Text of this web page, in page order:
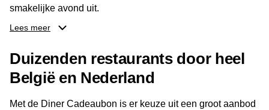
smakelijke avond uit.
ontvanger eenvoudig een locatie kiezen die past bij de
smaak en gelegenheid. Zo geeft de Diner Cadeaubon niet
alleen een diner, maar ook een gezellig moment om
Lees meer
Duizenden restaurants door heel
België en Nederland
Met de Diner Cadeaubon is er keuze uit een groot aanbod